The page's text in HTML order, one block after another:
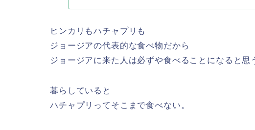
ヒンカリもハチャプリも
ジョージアの代表的な食べ物だから
ジョージアに来た人は必ずや食べることになると思
暮らしていると
ハチャプリってそこまで食べない。